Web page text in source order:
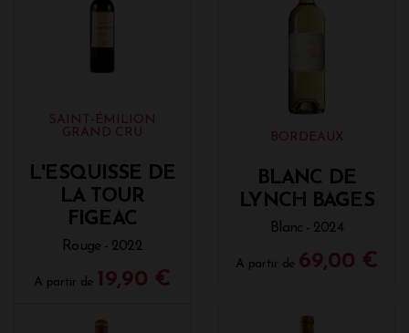
SAINT-ÉMILION
GRAND CRU
L'ESQUISSE DE
LA TOUR
FIGEAC
Rouge - 2022
A partir de 19,90 €
BORDEAUX
BLANC DE
LYNCH BAGES
Blanc - 2024
A partir de 69,00 €